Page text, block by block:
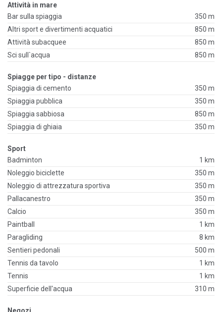
Attività in mare
Bar sulla spiaggia
350 m
Altri sport e divertimenti acquatici
850 m
Attività subacquee
850 m
Sci sull`acqua
850 m
Spiagge per tipo - distanze
Spiaggia di cemento
350 m
Spiaggia pubblica
350 m
Spiaggia sabbiosa
850 m
Spiaggia di ghiaia
350 m
Sport
Badminton
1 km
Noleggio biciclette
350 m
Noleggio di attrezzatura sportiva
350 m
Pallacanestro
350 m
Calcio
350 m
Paintball
1 km
Paragliding
8 km
Sentieri pedonali
500 m
Tennis da tavolo
1 km
Tennis
1 km
Superficie dell'acqua
310 m